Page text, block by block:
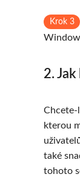
Krok 3
2.
Chcete-
kterou
také
tohoto